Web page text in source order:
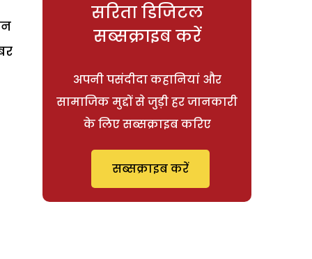
सरिता डिजिटल
सब्सक्राइब करें
अपनी पसंदीदा कहानियां और
सामाजिक मुद्दों से जुड़ी हर जानकारी
के लिए सब्सक्राइब करिए
सब्सक्राइब करें